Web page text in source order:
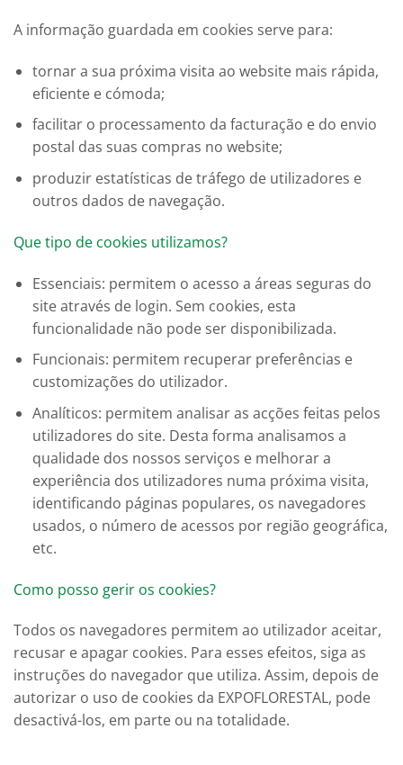
A informação guardada em cookies serve para:
tornar a sua próxima visita ao website mais rápida,
eficiente e cómoda;
facilitar o processamento da facturação e do envio
postal das suas compras no website;
produzir estatísticas de tráfego de utilizadores e
outros dados de navegação.
Que tipo de cookies utilizamos?
Essenciais: permitem o acesso a áreas seguras do
site através de login. Sem cookies, esta
funcionalidade não pode ser disponibilizada.
Funcionais: permitem recuperar preferências e
customizações do utilizador.
Analíticos: permitem analisar as acções feitas pelos
utilizadores do site. Desta forma analisamos a
qualidade dos nossos serviços e melhorar a
experiência dos utilizadores numa próxima visita,
identificando páginas populares, os navegadores
usados, o número de acessos por região geográfica,
etc.
Como posso gerir os cookies?
Todos os navegadores permitem ao utilizador aceitar,
recusar e apagar cookies. Para esses efeitos, siga as
instruções do navegador que utiliza. Assim, depois de
autorizar o uso de cookies da EXPOFLORESTAL, pode
desactivá-los, em parte ou na totalidade.